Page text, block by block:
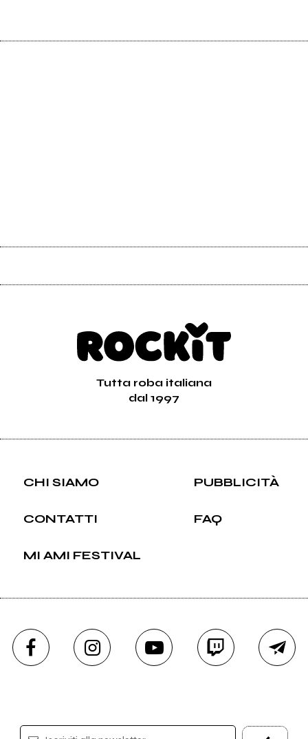
Tutta roba italiana
dal 1997
CHI SIAMO PUBBLICITÀ
CONTATTI FAQ
MI AMI FESTIVAL